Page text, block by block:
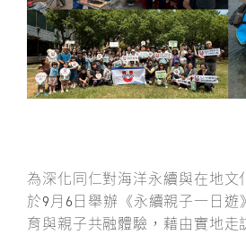
為深化同仁對海洋永續與在地文
於9月6日舉辦《永續親子一日遊
育與親子共融體驗，藉由實地走